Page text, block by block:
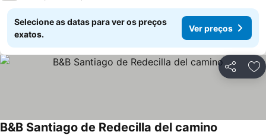
Selecione as datas para ver os preços
exatos.
Ver preços
Partilhar
B&B Santiago de Redecilla del camino